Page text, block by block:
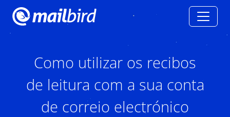
Como utilizar os recibos
de leitura com a sua conta
de correio electrónico